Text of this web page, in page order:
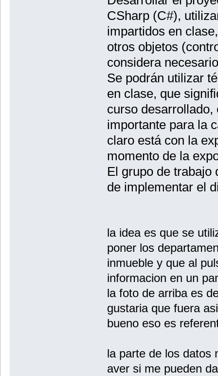
CSharp (C#),
impartidos en
otros objetos
considera
Se podrán utilizar
en clase, que
curso
importante para la
claro está con la
momento de la
El grupo de trabajo
de implementar el
la idea es que se
poner los
inmueble y que al
informacion en un
la foto de arriba es
gustaria que fuera asi
bueno eso es
la parte de los datos
aver si me pueden